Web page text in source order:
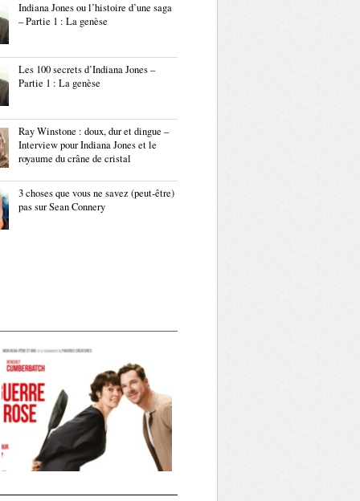
Indiana Jones ou l’histoire d’une saga
– Partie 1 : La genèse
Les 100 secrets d’Indiana Jones –
Partie 1 : La genèse
Ray Winstone : doux, dur et dingue –
Interview pour Indiana Jones et le
royaume du crâne de cristal
3 choses que vous ne savez (peut-être)
pas sur Sean Connery